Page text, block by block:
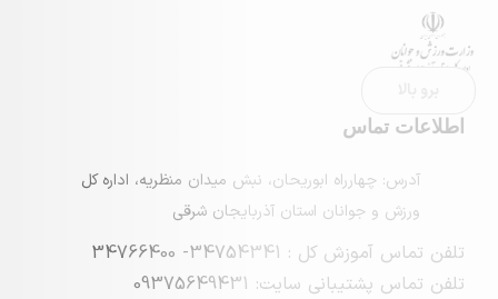
ابوریحان، نبش میدان منظریه، اداره کل
جوانان استان آذربایجان شرقی
: 34754341- 34766400
سایت: 09375649431